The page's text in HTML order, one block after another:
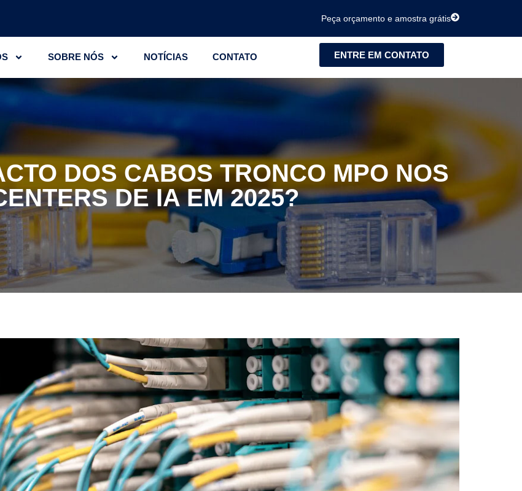
Peça orçamento e amostra grátis
SOBRE NÓS NOTÍCIAS CONTATO ENTRE EM CONTATO
DOS CABOS TRONCO MPO NOS
DE IA EM 2025?